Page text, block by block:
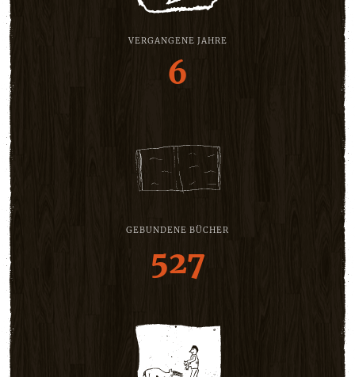
VERGANGENE JAHRE
6
GEBUNDENE BÜCHER
527